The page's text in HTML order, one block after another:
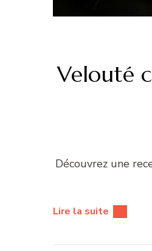
Velouté
Découvrez une
Lire la suite